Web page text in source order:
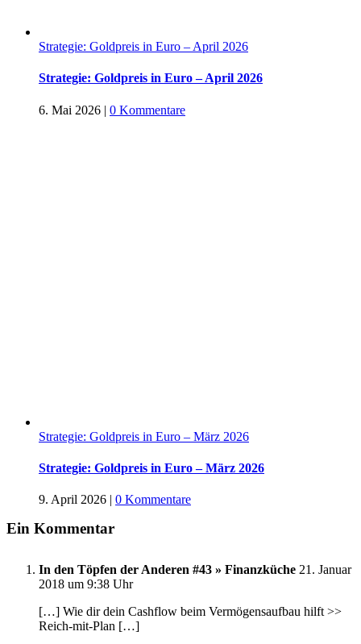
Strategie: Goldpreis in Euro – April 2026
Strategie: Goldpreis in Euro – April 2026
6. Mai 2026 | 0 Kommentare
Strategie: Goldpreis in Euro – März 2026
Strategie: Goldpreis in Euro – März 2026
9. April 2026 | 0 Kommentare
Ein Kommentar
In den Töpfen der Anderen #43 » Finanzküche 21. Januar
2018 um 9:38 Uhr
[…] Wie dir dein Cashflow beim Vermögensaufbau hilft >>
Reich-mit-Plan […]